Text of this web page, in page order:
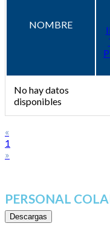
NOMBRE
No hay datos
disponibles
«
1
»
PERSONAL
Descargas